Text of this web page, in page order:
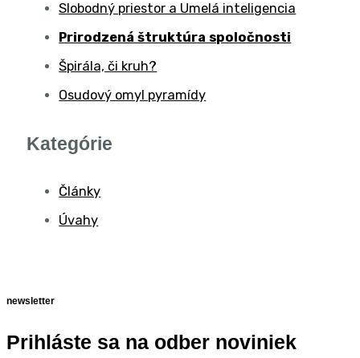
Slobodný priestor a Umelá inteligencia
Prirodzená štruktúra spoločnosti
Špirála, či kruh?
Osudový omyl pyramídy
Kategórie
Články
Úvahy
newsletter
Prihláste sa na odber noviniek